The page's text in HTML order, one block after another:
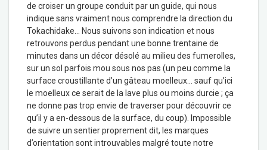
de croiser un groupe conduit par un guide, qui nous
indique sans vraiment nous comprendre la direction du
Tokachidake… Nous suivons son indication et nous
retrouvons perdus pendant une bonne trentaine de
minutes dans un décor désolé au milieu des fumerolles,
sur un sol parfois mou sous nos pas (un peu comme la
surface croustillante d’un gâteau moelleux… sauf qu’ici
le moelleux ce serait de la lave plus ou moins durcie ; ça
ne donne pas trop envie de traverser pour découvrir ce
qu’il y a en-dessous de la surface, du coup). Impossible
de suivre un sentier proprement dit, les marques
d’orientation sont introuvables malgré toute notre